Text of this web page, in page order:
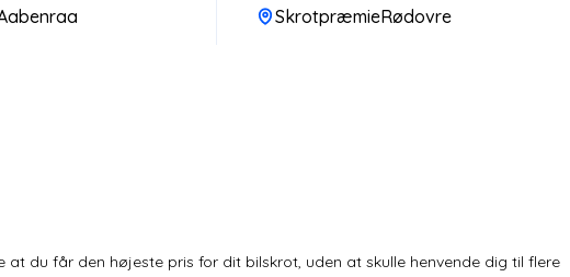
SkrotpræmieRødovre
du får den højeste pris for dit bilskrot, uden at skulle henvende dig til flere